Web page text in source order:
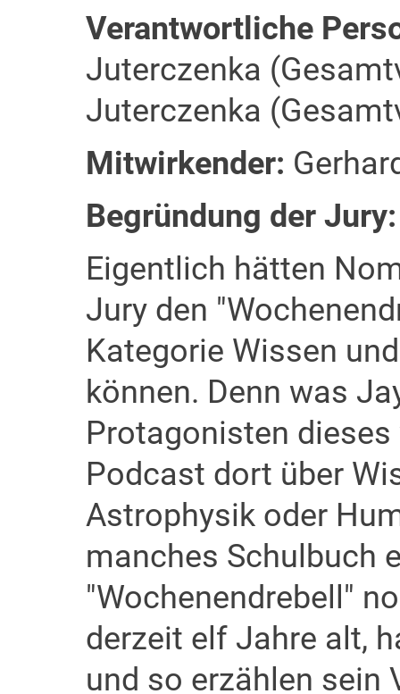
Verantwortliche
Juterczenka
Juterczenka
Mitwirkender:
Begründung der Jury:
Eigentlich hätten
Jury den
Kategorie Wissen
können. Denn was
Protagonisten
Podcast dort über
Astrophysik oder
manches Schulbuch
"Wochenendrebell"
derzeit elf Jahre alt,
und so erzählen sein